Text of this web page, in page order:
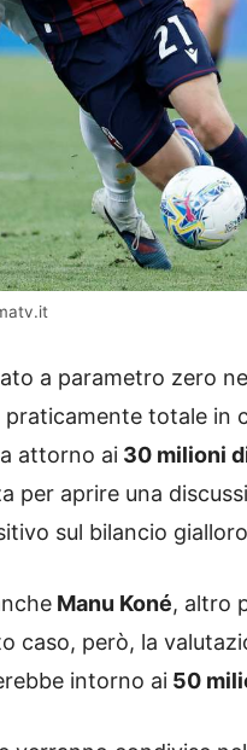
a parametro zero
totale in
attorno ai 30 milioni
per aprire una
sul bilancio
Manu Koné, altro
caso, però, la
intorno ai 50